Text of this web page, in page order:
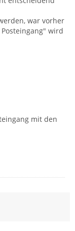
war vorher
wird
mit den